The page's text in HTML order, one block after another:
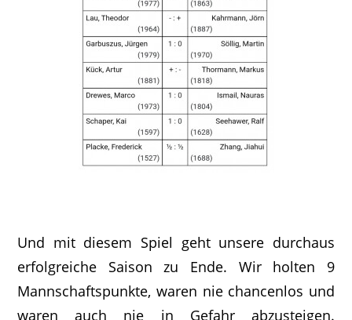
Und mit diesem Spiel geht unsere durchaus
erfolgreiche Saison zu Ende. Wir holten 9
Mannschaftspunkte, waren nie chancenlos und
waren auch nie in Gefahr abzusteigen.